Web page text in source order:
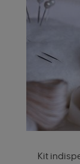
Kit